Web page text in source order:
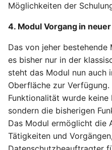
Möglichkeiten der
4. Modul Vorgang in
Das von jeher bestehende
es bisher nur in der
steht das Modul nun auch
Oberfläche zur
Funktionalität wurde
sondern die bisherigen
Das Modul ermöglicht die
Tätigkeiten und